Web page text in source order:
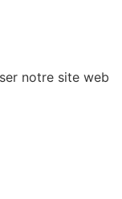
notre site web